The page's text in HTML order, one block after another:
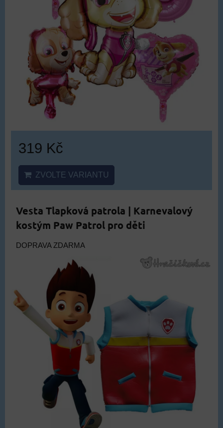
319 Kč
ZVOLTE VARIANTU
Vesta Tlapková patrola | Karnevalový
kostým Paw Patrol pro děti
DOPRAVA ZDARMA